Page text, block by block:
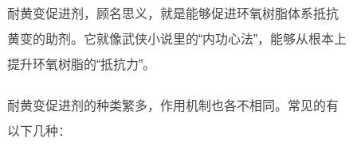
耐黄变促进剂，顾名思义，就是能够促进环氧树脂体系抵抗
黄变的助剂。它就像武侠小说里的“内功心法”，能够从根本上
提升环氧树脂的“抵抗力”。
耐黄变促进剂的种类繁多，作用机制也各不相同。常见的有
以下几种：